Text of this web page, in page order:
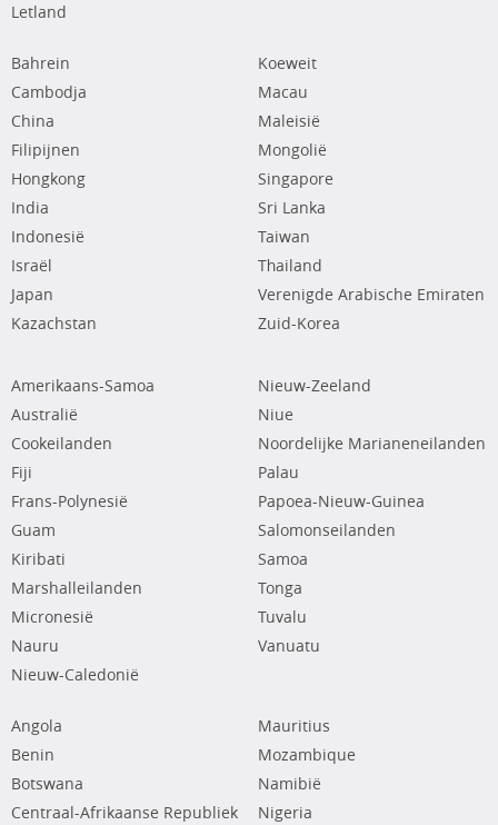
Letland
Bahrein
Cambodja
China
Filipijnen
Hongkong
India
Indonesië
Israël
Japan
Kazachstan
Koeweit
Macau
Maleisië
Mongolië
Singapore
Sri Lanka
Taiwan
Thailand
Verenigde Arabische Emiraten
Zuid-Korea
Amerikaans-Samoa
Australië
Cookeilanden
Fiji
Frans-Polynesië
Guam
Kiribati
Marshalleilanden
Micronesië
Nauru
Nieuw-Caledonië
Nieuw-Zeeland
Niue
Noordelijke Marianeneilanden
Palau
Papoea-Nieuw-Guinea
Salomonseilanden
Samoa
Tonga
Tuvalu
Vanuatu
Angola
Benin
Botswana
Centraal-Afrikaanse Republiek
Mauritius
Mozambique
Namibië
Nigeria